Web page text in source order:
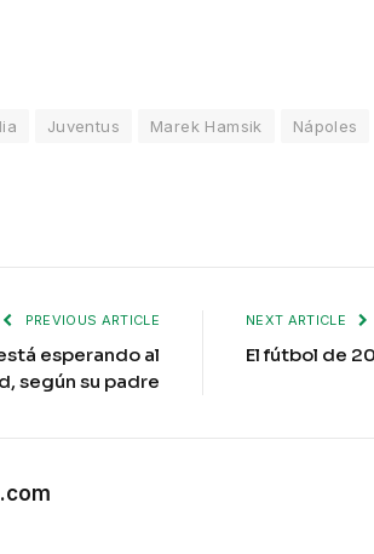
Juventus Marek Hamsik Nápoles
PREVIOUS ARTICLE
esperando al
según su padre
NEXT ARTICLE
El fútbol de